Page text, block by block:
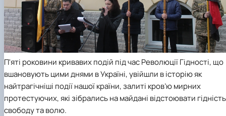
(MOOCs)SEB-2025
University Research Services Catalogue
LearningFaculty of Design and Engineering
Faculty of Economics
Faculty of Food Science, Nutrition and
Management
Faculty of Humanities and Pedagogy
Faculty of Information Technologies
Faculty of Land Management
Faculty of Law
Faculty of Veterinary Medicine
Mechanical and Technological Faculty
Farm named after O.V. Muzychenko
Educational and Research Farm «Vorzel»
Science
Research Institute of Forestry and
Horticulture
Research Institute of Technology and
Animal Products
Research and Design Institute of
Standardisation and Technologies of Eco-Safe
Organic Products
Ukrainian Laboratory of Quality and Safety of
Agricultural Products
Architecture and Design
Berezhany Agrotechnical Institute
Berezhany Professional College
Bobrovytsia Professional College named after
Mainova
Boyarka College of Ecology and Natural
Crimean Agro-Industrial College
Crimean Technical College of Land
and Agricultural Mechanisation
International Students Office
П'яті роковини кривавих подій під час Революції Гідності, що
вшановують цими днями в Україні, увійшли в історію як
найтрагічніші події нашої країни, залиті кров’ю мирних
протестуючих, які зібрались на майдані відстоювати
свободу та волю.